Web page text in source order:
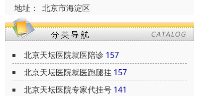
地址： 北京市海淀区
北京天坛医院就医陪诊 157
北京天坛医院就医跑腿挂 157
北京天坛医院专家代挂号 141